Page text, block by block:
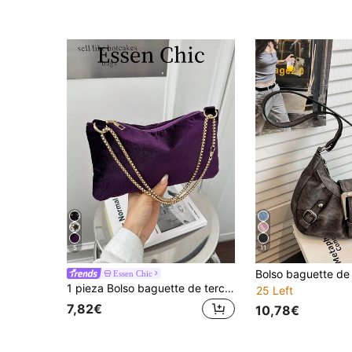
5
Essen Chic
1 pieza Bolso baguette de terciopelo morado, bolso de hombro minimalista de unicolor de moda para mujer
7,82€
11
25 Left
10,78€